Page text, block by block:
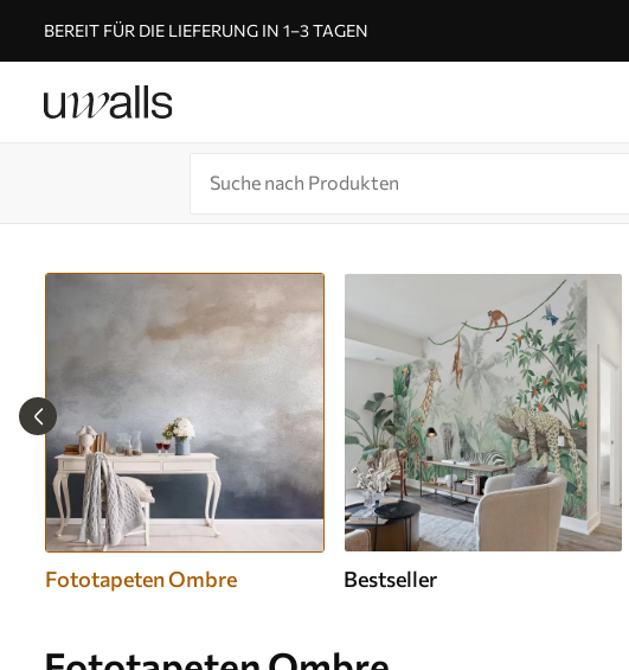
BEREIT FÜR DIE LIEFERUNG IN 1–3 TAGEN
Fototapeten Ombre Bestseller